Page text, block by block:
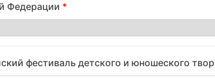
Федерации *
фестиваль детского и юношеского